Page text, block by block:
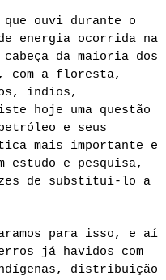
ouvi durante o
energia ocorrida na
da maioria dos
com a floresta,
índios,
hoje uma questão
e seus
mais importante e
estudo e pesquisa,
de substituí-lo a
para isso, e aí
já havidos com
distribuição